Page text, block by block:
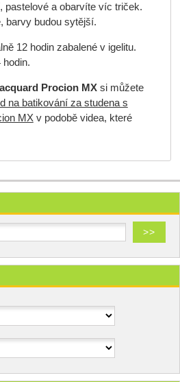
pastelové a obarvíte víc triček.
barvy budou sytější.
12 hodin zabalené v igelitu.
hodin.
Procion MXsi můžete
na batikování za studena s
MX v podobě videa, které